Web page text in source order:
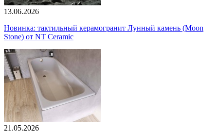
13.06.2026
Новинка: тактильный керамогранит Лунный камень (Moon
Stone) от NT Ceramic
21.05.2026